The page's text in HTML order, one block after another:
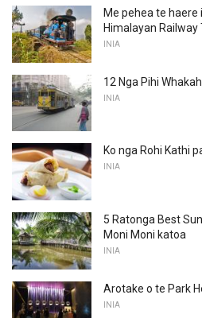
Me pehea te haere
Himalayan Railway
INIA
12 Nga Pihi
INIA
Ko nga Rohi Kathi
INIA
5 Ratonga Best
Moni Moni katoa
INIA
Arotake o te Park
INIA